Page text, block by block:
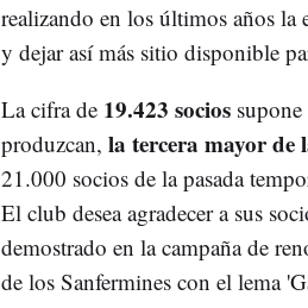
realizando en los últimos años la
y dejar así más sitio disponible
La cifra de 19.423 sociossupone
produzcan, la tercera mayor de
21.000 socios de la pasada
El club desea agradecer a sus
demostrado en la campaña de
de los Sanfermines con el lema